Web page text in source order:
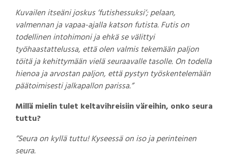
Kuvailen itseäni joskus ’futishessuksi’; pelaan,
valmennan ja vapaa-ajalla katson futista. Futis on
todellinen intohimoni ja ehkä se välittyi
työhaastattelussa, että olen valmis tekemään paljon
töitä ja kehittymään vielä seuraavalle tasolle. On todella
hienoa ja arvostan paljon, että pystyn työskentelemään
päätoimisesti jalkapallon parissa.”
Millä mielin tulet keltavihreisiin väreihin, onko seura
tuttu?
”Seura on kyllä tuttu! Kyseessä on iso ja perinteinen
seura.